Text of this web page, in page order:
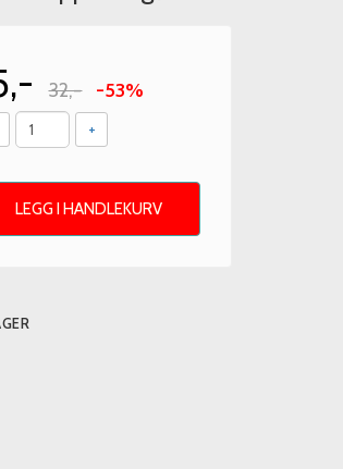
32,- -53%
+
LEGG I HANDLEKURV